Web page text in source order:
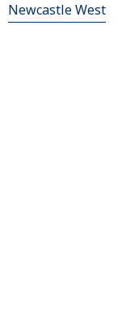
Newcastle West